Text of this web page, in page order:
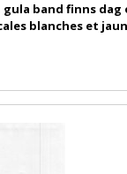
band finns dag
blanches et